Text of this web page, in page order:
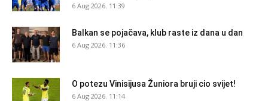
6 Aug 2026. 11:39
Balkan se pojačava, klub raste iz dana u dan
6 Aug 2026. 11:36
O potezu Vinisijusa Žuniora bruji cio svijet!
6 Aug 2026. 11:14